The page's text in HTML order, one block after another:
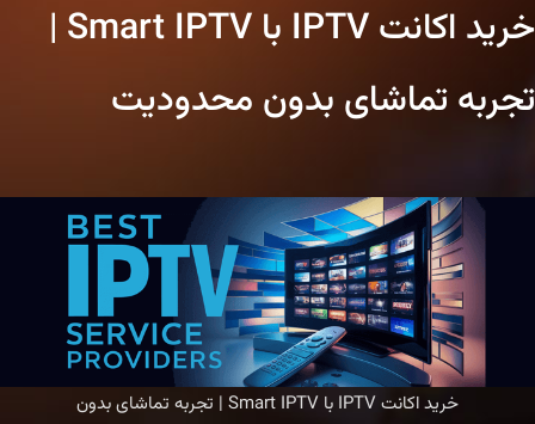
خرید اکانت IPTV با Smart IPTV |
تجربه تماشای بدون محدودیت
خرید اکانت IPTV با Smart IPTV | تجربه تماشای بدون